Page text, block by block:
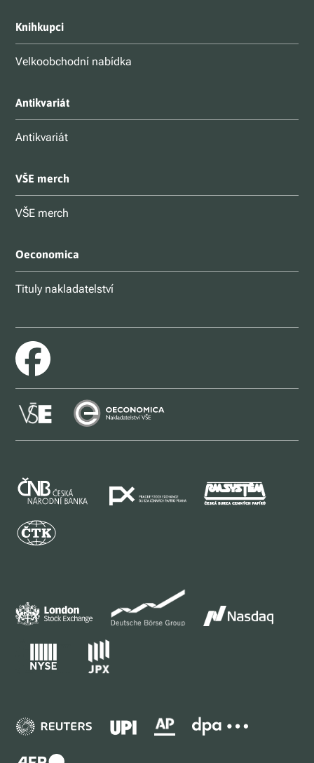
Knihkupci
Velkoobchodní nabídka
Antikvariát
Antikvariát
VŠE merch
VŠE merch
Oeconomica
Tituly nakladatelství